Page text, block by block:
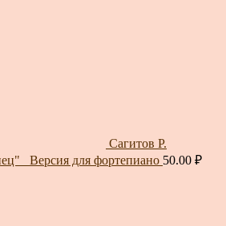
Сагитов Р.
Версия для фортепиано 50.00 ₽